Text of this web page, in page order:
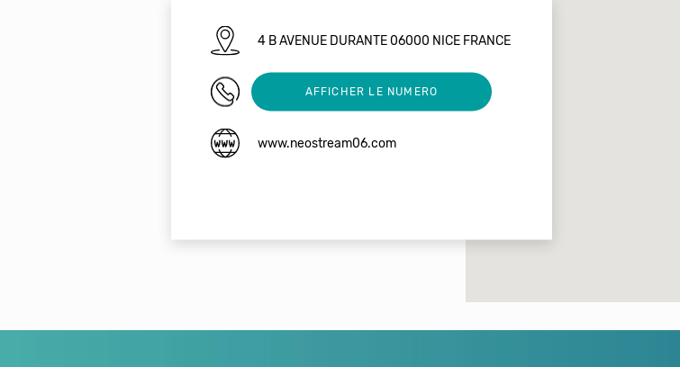
4 B AVENUE DURANTE 06000 NICE FRANCE
04 93 92 65 62AFFICHER LE NUMERO
www.neostream06.com